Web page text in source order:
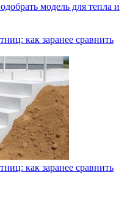
модель для тепла и
как заранее сравнить
как заранее сравнить